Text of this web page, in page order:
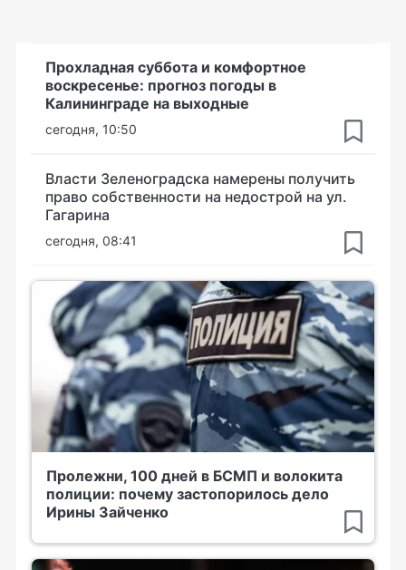
Прохладная суббота и комфортное
воскресенье: прогноз погоды в
Калининграде на выходные
сегодня, 10:50
Власти Зеленоградска намерены получить
право собственности на недострой на ул.
Гагарина
сегодня, 08:41
Пролежни, 100 дней в БСМП и волокита
полиции: почему застопорилось дело
Ирины Зайченко